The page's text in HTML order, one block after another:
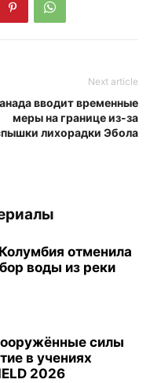
Next article
вводит временные
меры на границе из-за
лихорадки Эбола
отменила
воды из реки
силы
в учениях
2026